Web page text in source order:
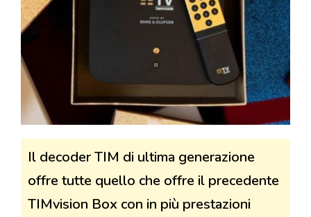
Il decoder TIM di ultima generazione
offre tutte quello che offre il precedente
TIMvision Box con in più prestazioni